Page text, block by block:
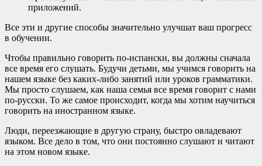
приложений.
Все эти и другие способы значительно улучшат ваш прогресс
в обучении.
Чтобы правильно говорить по-испански, вы должны сначала
все время его слушать. Будучи детьми, мы учимся говорить на
нашем языке без каких-либо занятий или уроков грамматики.
Мы просто слушаем, как наша семья все время говорит с нами
по-русски. То же самое происходит, когда мы хотим научиться
говорить на иностранном языке.
Люди, переезжающие в другую страну, быстро овладевают
языком. Все дело в том, что они постоянно слушают и читают
на этом новом языке.